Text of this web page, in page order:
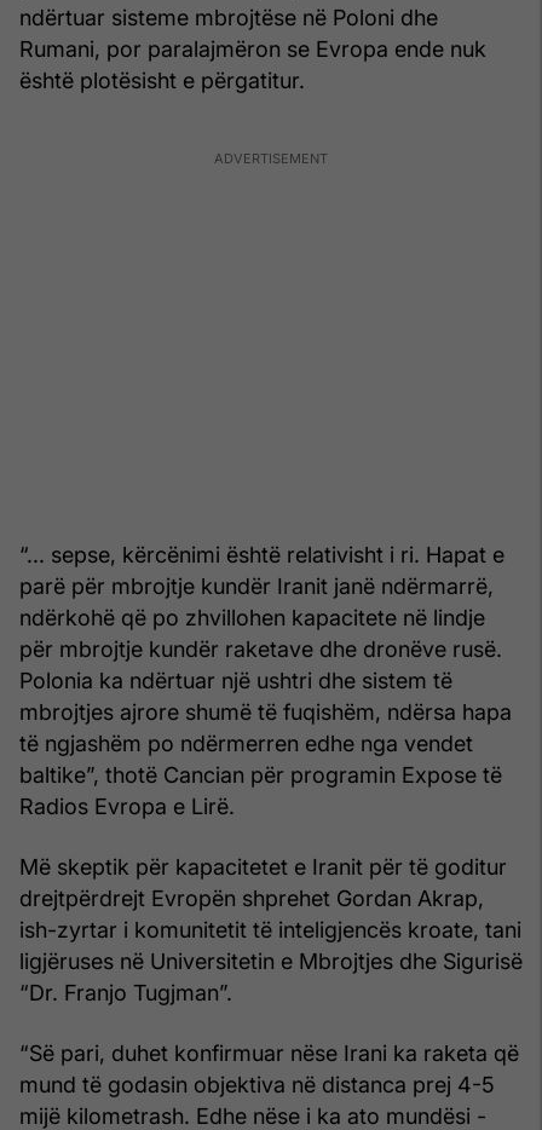
ndërtuar sisteme mbrojtëse në Poloni dhe
Rumani, por paralajmëron se Evropa ende nuk
është plotësisht e përgatitur.
“... sepse, kërcënimi është relativisht i ri. Hapat e
parë për mbrojtje kundër Iranit janë ndërmarrë,
ndërkohë që po zhvillohen kapacitete në lindje
për mbrojtje kundër raketave dhe dronëve rusë.
Polonia ka ndërtuar një ushtri dhe sistem të
mbrojtjes ajrore shumë të fuqishëm, ndërsa hapa
të ngjashëm po ndërmerren edhe nga vendet
baltike”, thotë Cancian për programin Expose të
Radios Evropa e Lirë.
Më skeptik për kapacitetet e Iranit për të goditur
drejtpërdrejt Evropën shprehet Gordan Akrap,
ish-zyrtar i komunitetit të inteligjencës kroate, tani
ligjëruses në Universitetin e Mbrojtjes dhe Sigurisë
“Dr. Franjo Tugjman”.
“Së pari, duhet konfirmuar nëse Irani ka raketa që
mund të godasin objektiva në distanca prej 4-5
mijë kilometrash. Edhe nëse i ka ato mundësi -